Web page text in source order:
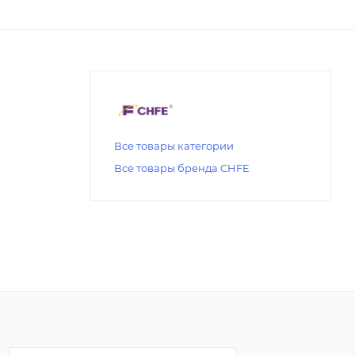
Все товары категории
Все товары бренда CHFE